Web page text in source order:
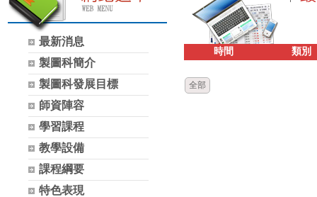
最新消息
製圖科簡介
製圖科發展目標
師資陣容
學習課程
教學設備
課程綱要
特色表現
時間 類別
全部